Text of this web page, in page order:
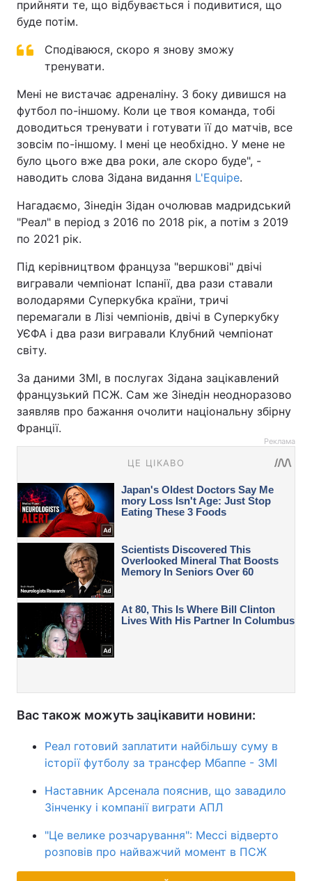
прийняти те, що відбувається і подивитися, що
буде потім.
Сподіваюся, скоро я знову зможу
тренувати.
Мені не вистачає адреналіну. З боку дивишся на
футбол по-іншому. Коли це твоя команда, тобі
доводиться тренувати і готувати її до матчів, все
зовсім по-іншому. І мені це необхідно. У мене не
було цього вже два роки, але скоро буде", -
наводить слова Зідана видання L'Equipe.
Нагадаємо, Зінедін Зідан очолював мадридський
"Реал" в період з 2016 по 2018 рік, а потім з 2019
по 2021 рік.
Під керівництвом француза "вершкові" двічі
вигравали чемпіонат Іспанії, два рази ставали
володарями Суперкубка країни, тричі
перемагали в Лізі чемпіонів, двічі в Суперкубку
УЄФА і два рази вигравали Клубний чемпіонат
світу.
За даними ЗМІ, в послугах Зідана зацікавлений
французький ПСЖ. Сам же Зінедін неодноразово
заявляв про бажання очолити національну збірну
Франції.
Реклама
Вас також можуть зацікавити новини:
Реал готовий заплатити найбільшу суму в
історії футболу за трансфер Мбаппе - ЗМІ
Наставник Арсенала пояснив, що завадило
Зінченку і компанії виграти АПЛ
"Це велике розчарування": Мессі відверто
розповів про найважчий момент в ПСЖ